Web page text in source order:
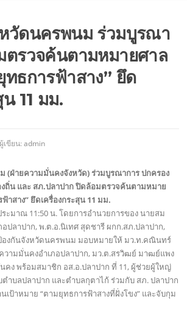
วัดนครพนม ร่วมบูรณา
ตรวจค้นตามหมายศาล
ธการฟ้าสาง” ยึด
11 มม.
ผู้เขียน:admin
(ฝ่ายความมั่นคงจังหวัด) ร่วมบูรณาการ ปกครอง
งถิ่น และ สภ.ปลาปาก ปิดล้อมตรวจค้นตามหมาย
าสาง” ยึดเครื่องกระสุน 11 มม.
ระมาณ 11:50 น. โดยการอำนวยการของ นายสม
ปลาปาก, พ.ต.อ.นิเทศ สุดชารี ผกก.สภ.ปลาปาก,
องกันจังหวัดนครพนม มอบหมายให้ มว.ท.คณินทร์
วามมั่นคงอำเภอปลาปาก, มว.ต.สรวิฒย์ มาฒย์แพง
คง พร้อมสมาชิก อส.อ.ปลาปาก ที่ 11, ผู้ช่วยผู้ใหญ่
ำบลปลาปาก และตำบลกุตาไก้ ร่วมกับ สภ. ปลาปาก
ป้าหมาย “ตามยุทธการฟ้าสางที่ฝั่งโขง” และจับกุม